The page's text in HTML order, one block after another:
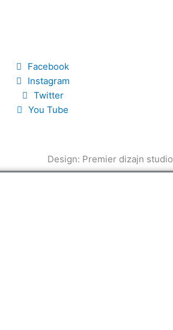
Facebook
Instagram
Twitter
You Tube
Design: Premier dizajn studio